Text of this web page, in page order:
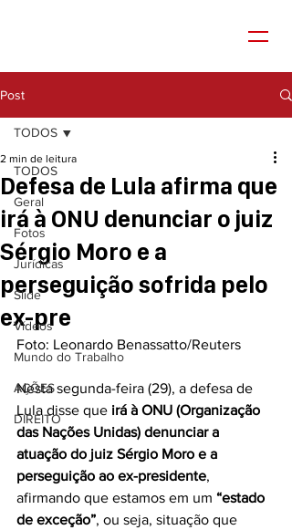
Post
TODOS
Geral
Fotos
Jurídicas
Slide
Vídeos
Mundo do Trabalho
AÇÕES
DIREITO
TODOS
Defesa de Lula afirma que
irá à ONU denunciar o juiz
Sérgio Moro e a
perseguição sofrida pelo
ex-pre
2 min de leitura
Foto: Leonardo Benassatto/Reuters
Nesta segunda-feira (29), a defesa de
Lula disse que irá à ONU (Organização
das Nações Unidas) denunciar a
atuação do juiz Sérgio Moro e a
perseguição ao ex-presidente,
afirmando que estamos em um “estado
de exceção”, ou seja, situação que